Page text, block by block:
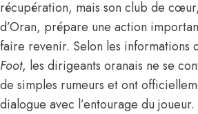
récupération, mais son club de
d’Oran, prépare une action
faire revenir. Selon les informations
Foot, les dirigeants oranais ne se
de simples rumeurs et ont
dialogue avec l’entourage du joueur.